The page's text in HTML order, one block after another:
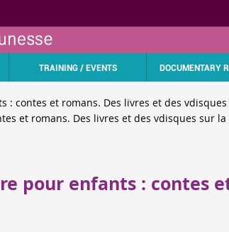
TRAINING / EVENTS DOCUMENTARY
: contes et romans. Des livres et des
et romans. Des livres et des vdisques sur
pour enfants : contes